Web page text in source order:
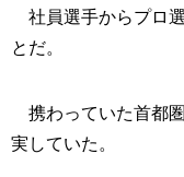
社員選手からプロ
とだ。
携わっていた首都
実していた。